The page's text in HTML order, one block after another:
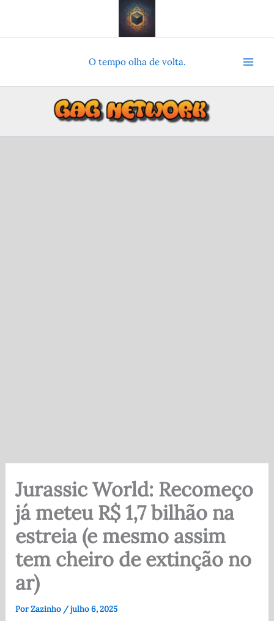
o
O tempo olha de volta.
Jurassic World: Recomeço
já meteu R$ 1,7 bilhão na
estreia (e mesmo assim
tem cheiro de extinção no
ar)
PorZazinho /julho 6, 2025